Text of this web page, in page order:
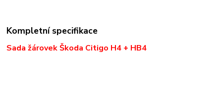
Kompletní specifikace
Sada žárovek Škoda Citigo H4 + HB4